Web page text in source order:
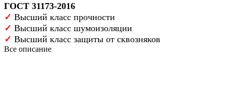
ГОСТ 31173-2016
✓ Высший класс прочности
✓ Высший класс шумоизоляции
✓ Высший класс защиты от сквозняков
Все описание